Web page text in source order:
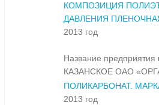
КОМПОЗИЦИЯ
ДАВЛЕНИЯ
2013 год
Название предприятия
КАЗАНСКОЕ ОАО
ПОЛИКАРБОНАТ.
2013 год